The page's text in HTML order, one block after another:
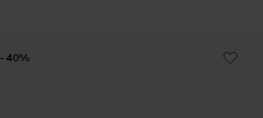
- 40%